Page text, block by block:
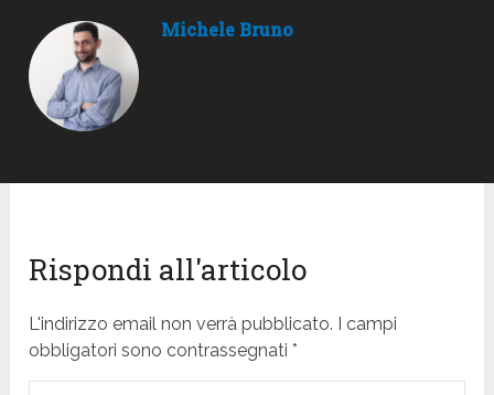
Michele Bruno
Rispondi all'articolo
L'indirizzo email non verrà pubblicato. I campi
obbligatori sono contrassegnati *